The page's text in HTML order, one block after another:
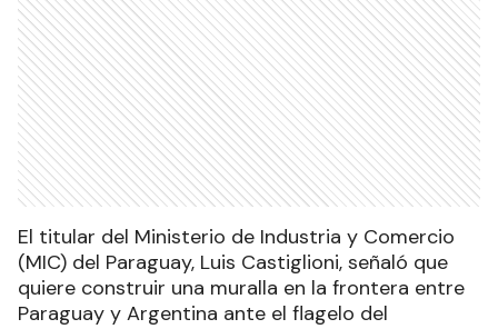
El titular del Ministerio de Industria y Comercio
(MIC) del Paraguay, Luis Castiglioni, señaló que
quiere construir una muralla en la frontera entre
Paraguay y Argentina ante el flagelo del